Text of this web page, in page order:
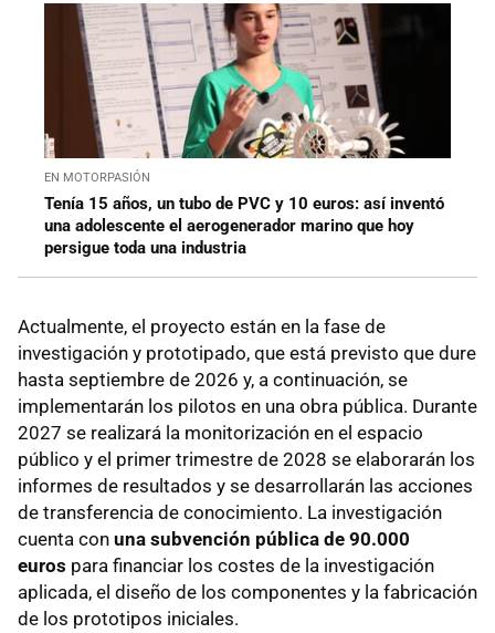
EN MOTORPASIÓN
Tenía 15 años, un tubo de PVC y 10 euros: así inventó
una adolescente el aerogenerador marino que hoy
persigue toda una industria
Actualmente, el proyecto están en la fase de
investigación y prototipado, que está previsto que dure
hasta septiembre de 2026 y, a continuación, se
implementarán los pilotos en una obra pública. Durante
2027 se realizará la monitorización en el espacio
público y el primer trimestre de 2028 se elaborarán los
informes de resultados y se desarrollarán las acciones
de transferencia de conocimiento. La investigación
cuenta con una subvención pública de 90.000
euros para financiar los costes de la investigación
aplicada, el diseño de los componentes y la fabricación
de los prototipos iniciales.